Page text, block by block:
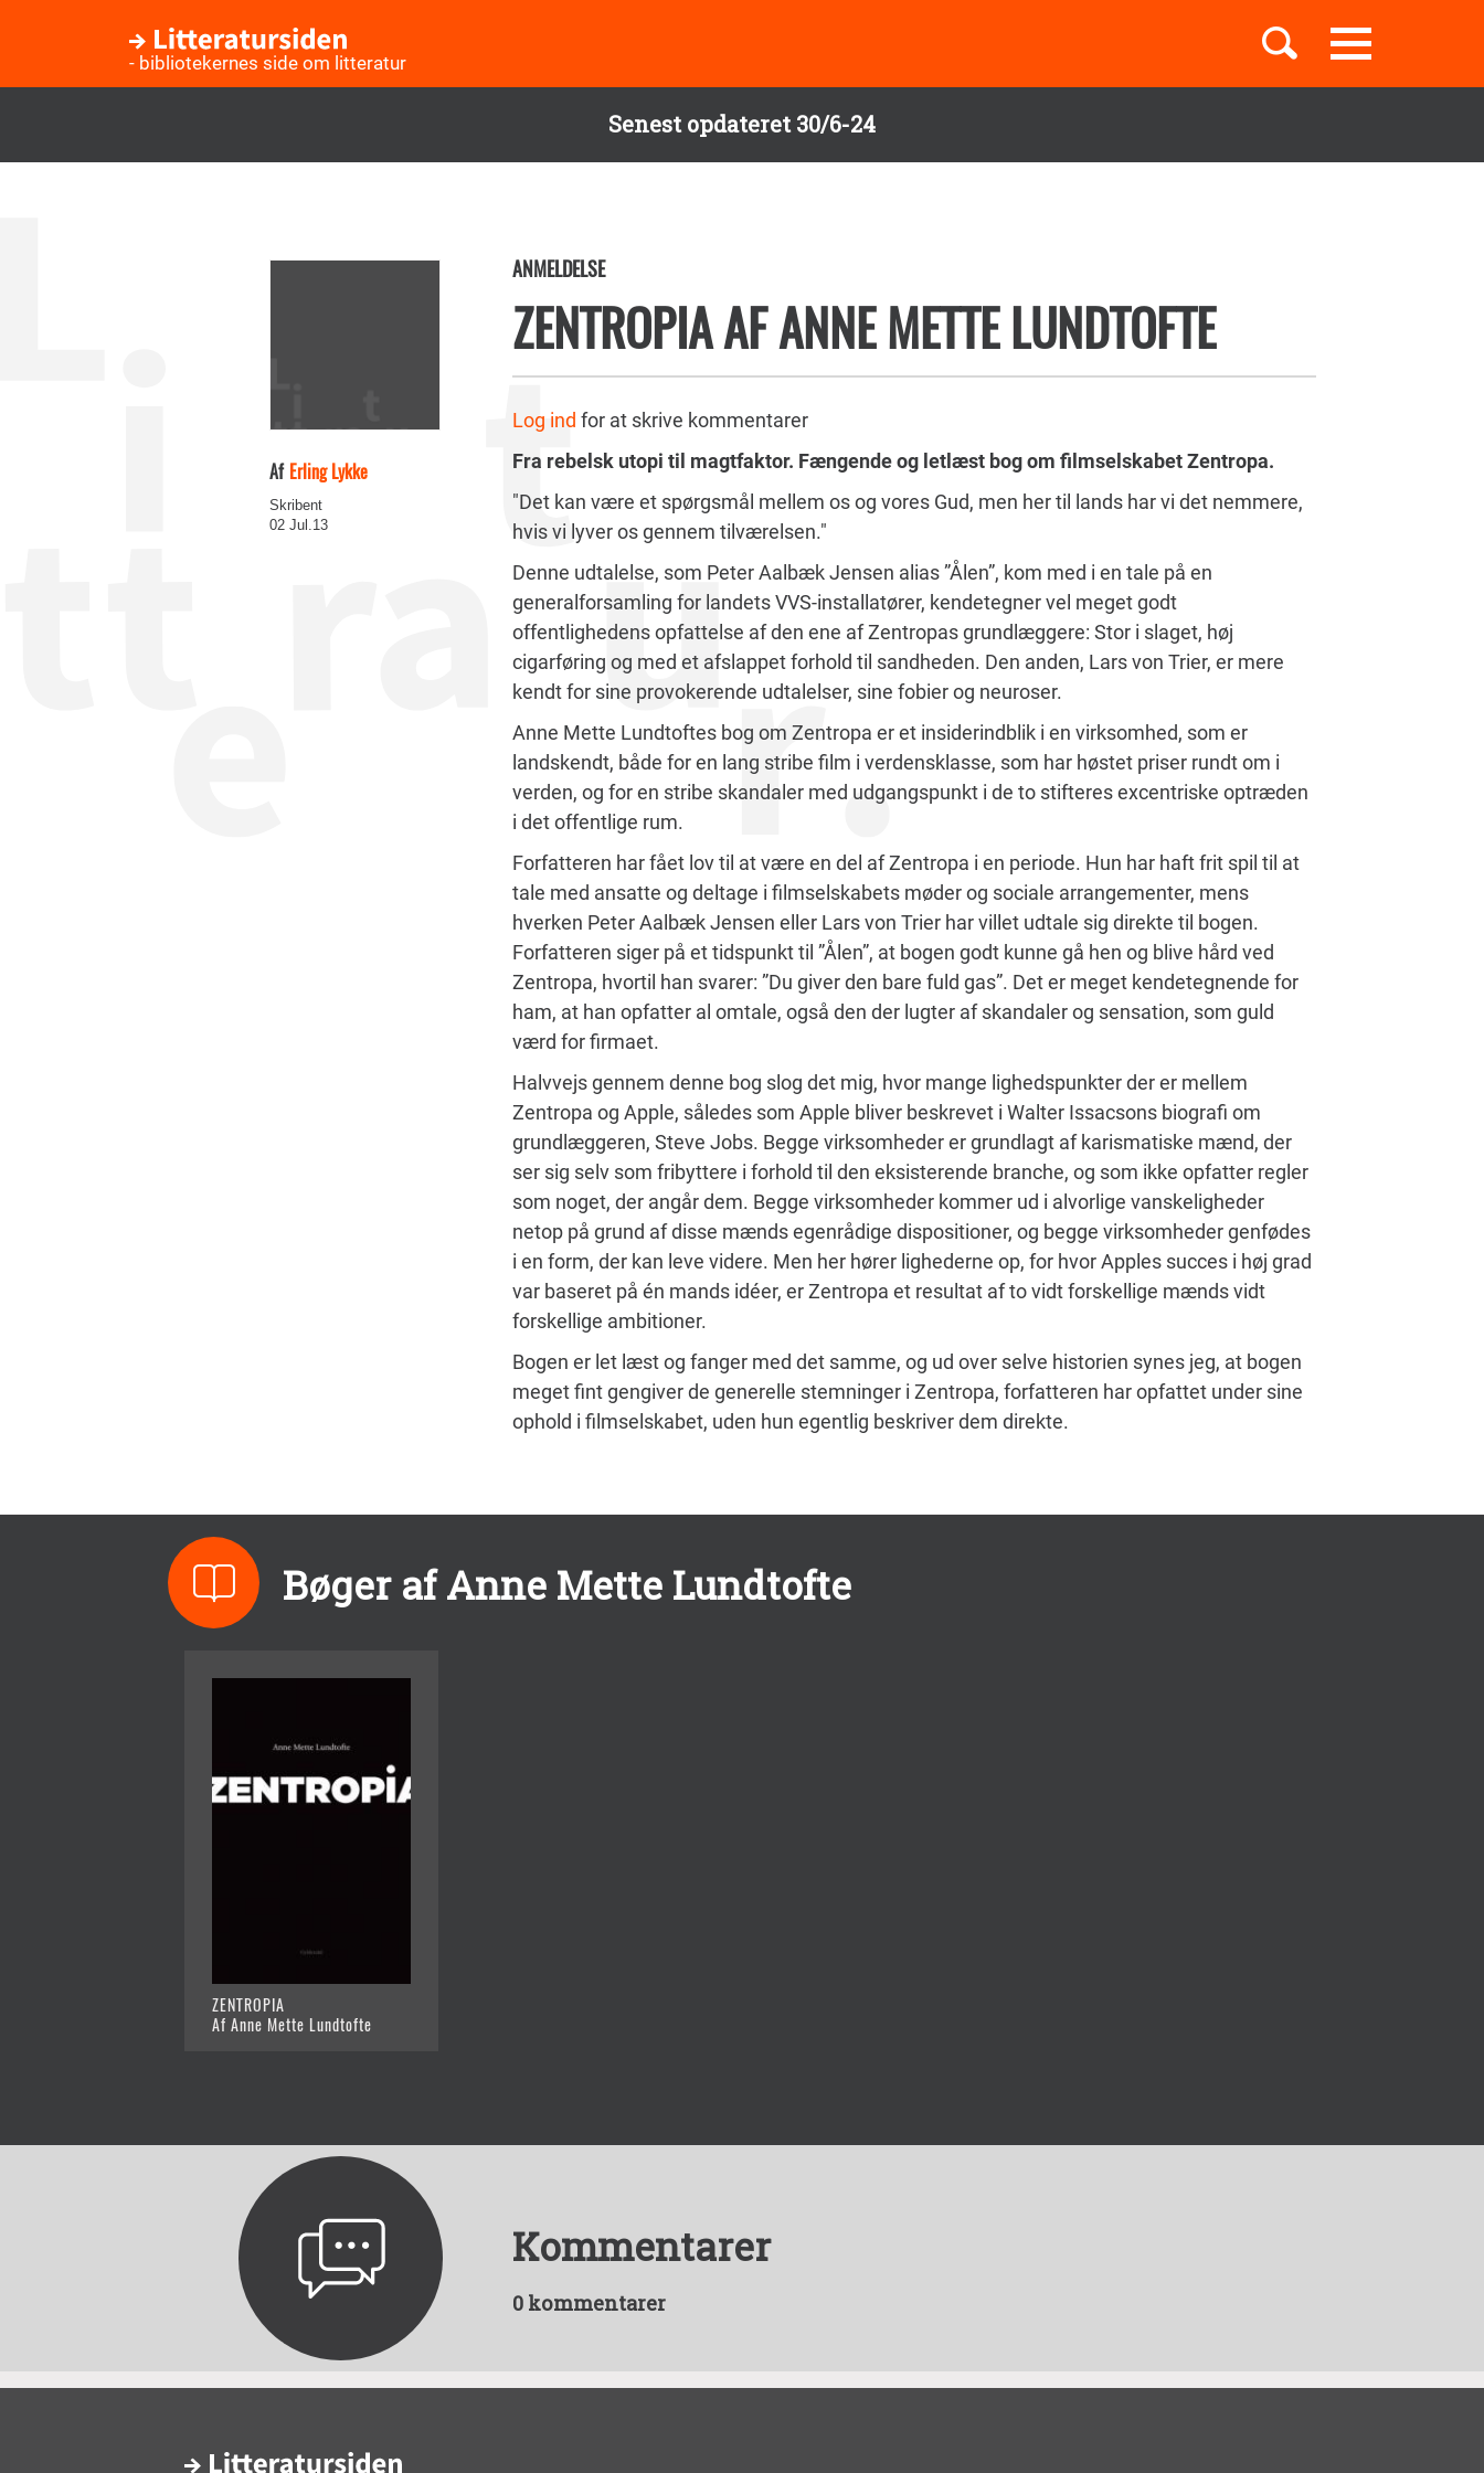
Senest opdateret 30/6-24
Toggle
navigation
- bibliotekernes side om litteratur
Børnebøger
Af Erling Lykke
Skribent
02 Jul.13
ANMELDELSE
ZENTROPIA AF ANNE METTE LUNDTOFTE
Log ind for at skrive kommentarer
Fra rebelsk utopi til magtfaktor. Fængende og letlæst bog om filmselskabet Zentropa.
"Det kan være et spørgsmål mellem os og vores Gud, men her til lands har vi det nemmere,
hvis vi lyver os gennem tilværelsen."
Denne udtalelse, som Peter Aalbæk Jensen alias ”Ålen”, kom med i en tale på en
generalforsamling for landets VVS-installatører, kendetegner vel meget godt
offentlighedens opfattelse af den ene af Zentropas grundlæggere: Stor i slaget, høj
cigarføring og med et afslappet forhold til sandheden. Den anden, Lars von Trier, er mere
kendt for sine provokerende udtalelser, sine fobier og neuroser.
Anne Mette Lundtoftes bog om Zentropa er et insiderindblik i en virksomhed, som er
landskendt, både for en lang stribe film i verdensklasse, som har høstet priser rundt om i
verden, og for en stribe skandaler med udgangspunkt i de to stifteres excentriske optræden
i det offentlige rum.
Forfatteren har fået lov til at være en del af Zentropa i en periode. Hun har haft frit spil til at
tale med ansatte og deltage i filmselskabets møder og sociale arrangementer, mens
hverken Peter Aalbæk Jensen eller Lars von Trier har villet udtale sig direkte til bogen.
Forfatteren siger på et tidspunkt til ”Ålen”, at bogen godt kunne gå hen og blive hård ved
Zentropa, hvortil han svarer: ”Du giver den bare fuld gas”. Det er meget kendetegnende for
ham, at han opfatter al omtale, også den der lugter af skandaler og sensation, som guld
værd for firmaet.
Halvvejs gennem denne bog slog det mig, hvor mange lighedspunkter der er mellem
Zentropa og Apple, således som Apple bliver beskrevet i Walter Issacsons biografi om
grundlæggeren, Steve Jobs. Begge virksomheder er grundlagt af karismatiske mænd, der
ser sig selv som fribyttere i forhold til den eksisterende branche, og som ikke opfatter regler
som noget, der angår dem. Begge virksomheder kommer ud i alvorlige vanskeligheder
netop på grund af disse mænds egenrådige dispositioner, og begge virksomheder genfødes
i en form, der kan leve videre. Men her hører lighederne op, for hvor Apples succes i høj grad
var baseret på én mands idéer, er Zentropa et resultat af to vidt forskellige mænds vidt
forskellige ambitioner.
Bogen er let læst og fanger med det samme, og ud over selve historien synes jeg, at bogen
meget fint gengiver de generelle stemninger i Zentropa, forfatteren har opfattet under sine
ophold i filmselskabet, uden hun egentlig beskriver dem direkte.
Bøger af Anne Mette Lundtofte
ZENTROPIA
Af Anne Mette Lundtofte
Kommentarer
0 kommentarer